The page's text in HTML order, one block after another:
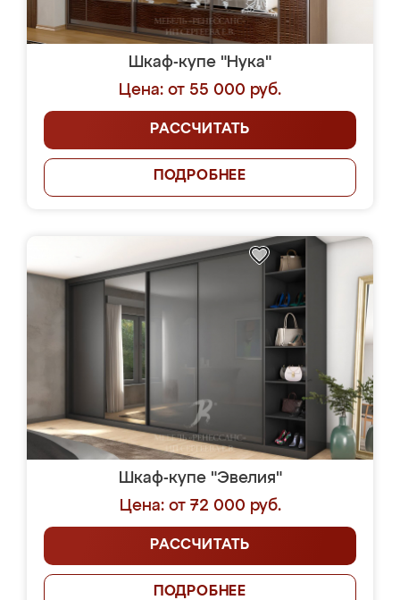
Шкаф-купе "Нука"
Цена: от 55 000 руб.
РАССЧИТАТЬ
ПОДРОБНЕЕ
Шкаф-купе "Эвелия"
Цена: от 72 000 руб.
РАССЧИТАТЬ
ПОДРОБНЕЕ